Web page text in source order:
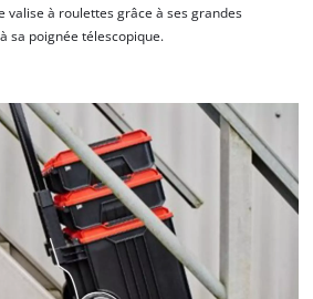
valise à roulettes grâce à ses grandes
sa poignée télescopique.